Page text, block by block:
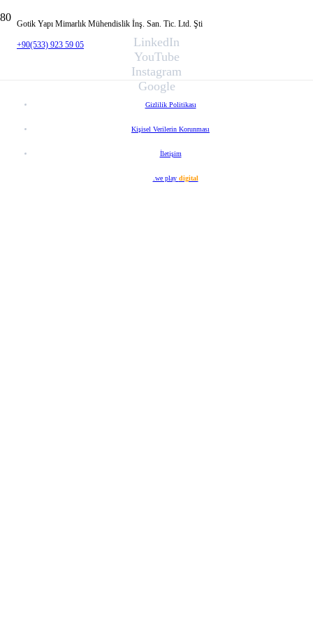
Gotik Yapı Mimarlık Mühendislik İnş. San. Tic. Ltd. Şti
+90(533) 923 59 05
LinkedIn
YouTube
Instagram
Google
Gizlilik Politikası
Kişisel Verilerin Korunması
İletişim
.we play digital